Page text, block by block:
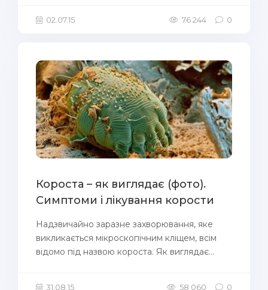
02.07.15 76 244 0
Короста – як виглядає (фото).
Симптоми і лікування корости
Надзвичайно заразне захворювання, яке
викликається мікроскопічним кліщем, всім
відомо під назвою короста. Як виглядає...
31.08.15 58 060 0